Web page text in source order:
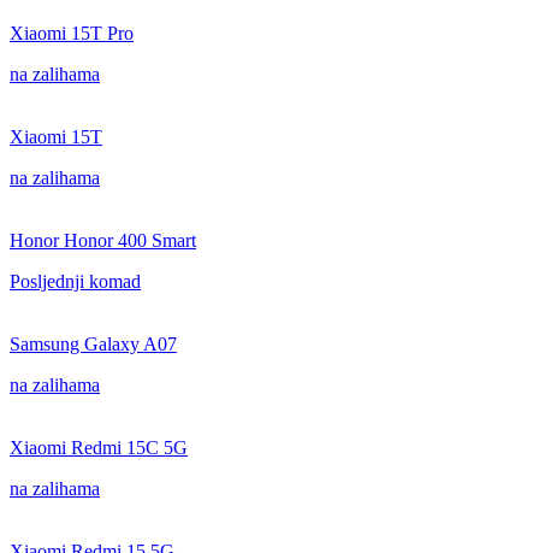
Xiaomi 15T Pro
na zalihama
Xiaomi 15T
na zalihama
Honor Honor 400 Smart
Posljednji komad
Samsung Galaxy A07
na zalihama
Xiaomi Redmi 15C 5G
na zalihama